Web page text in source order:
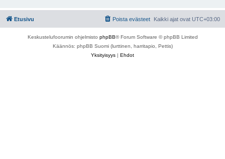
Etusivu Kaikki ajat ovat UTC+03:00
Poista evästeet
Keskustelufoorumin ohjelmisto phpBB® Forum Software © phpBB Limited
Käännös: phpBB Suomi (lurttinen, harritapio, Pettis)
Yksityisyys | Ehdot